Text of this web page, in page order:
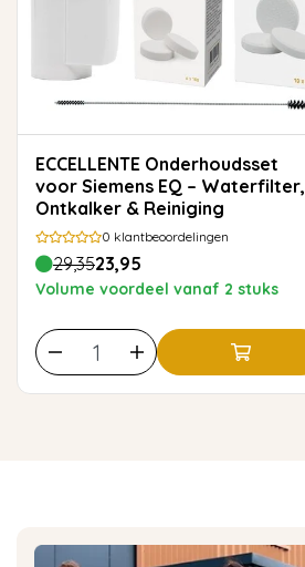
ECCELLENTE Onderhoudsset
voor Siemens EQ – Waterfilter,
Ontkalker & Reiniging
0 klantbeoordelingen
29,3523,95
Volume voordeel vanaf 2 stuks